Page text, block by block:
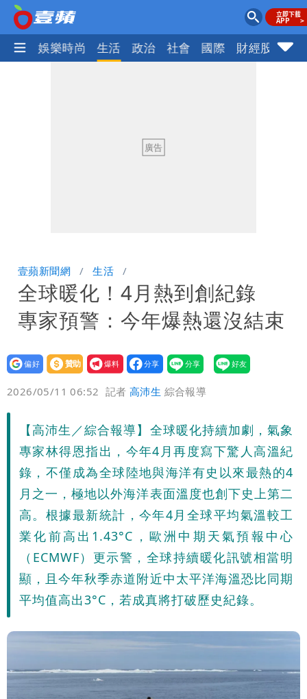
熱門 娛樂時尚 生活 政治 社會 國際 財經股市
壹蘋新聞網 生活
全球暖化！4月熱到創紀錄
專家預警：今年爆熱還沒結束
設為
贊助
我要
爆料
2026/05/11 06:52 記者高沛生 綜合報導
【高沛生／綜合報導】全球暖化持續加劇，氣象
專家林得恩指出，今年4月再度寫下驚人高溫紀
錄，不僅成為全球陸地與海洋有史以來最熱的4
月之一，極地以外海洋表面溫度也創下史上第二
高。根據最新統計，今年4月全球平均氣溫較工
業化前高出1.43°C，歐洲中期天氣預報中心
（ECMWF）更示警，全球持續暖化訊號相當明
顯，且今年秋季赤道附近中太平洋海溫恐比同期
平均值高出3°C，若成真將打破歷史紀錄。